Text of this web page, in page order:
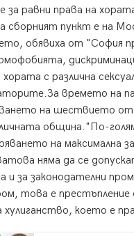
равни права на
сборният пункт е на
обявиха от "София
хората с различна
времето на
на шествието
община."По-
на
няма да се
и за законодателни
това е
хулиганство, което е